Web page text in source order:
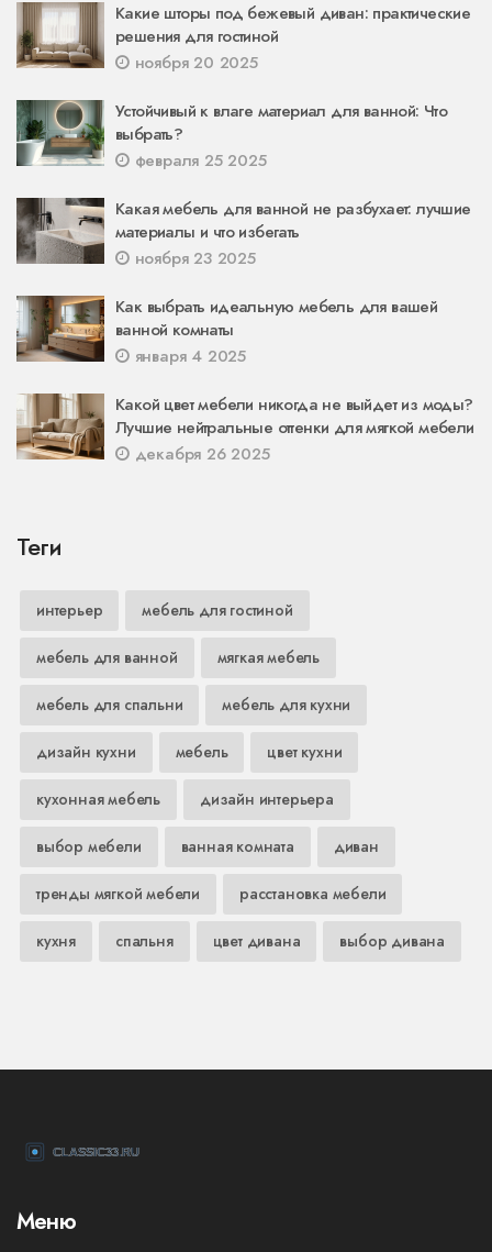
Какие шторы под бежевый диван: практические
решения для гостиной
ноября 20 2025
Устойчивый к влаге материал для ванной: Что
выбрать?
февраля 25 2025
Какая мебель для ванной не разбухает: лучшие
материалы и что избегать
ноября 23 2025
Как выбрать идеальную мебель для вашей
ванной комнаты
января 4 2025
Какой цвет мебели никогда не выйдет из моды?
Лучшие нейтральные оттенки для мягкой мебели
декабря 26 2025
Теги
интерьер мебель для гостиной
мебель для ванной мягкая мебель
мебель для спальни мебель для кухни
дизайн кухни мебель цвет кухни
кухонная мебель дизайн интерьера
выбор мебели ванная комната диван
тренды мягкой мебели расстановка мебели
кухня спальня цвет дивана выбор дивана
Меню